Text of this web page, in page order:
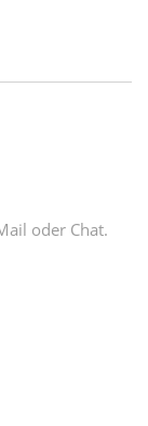
oder Chat.